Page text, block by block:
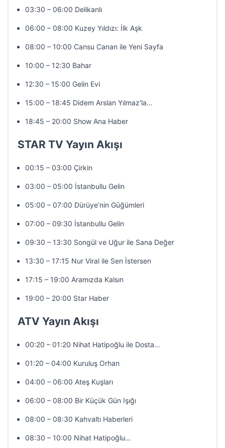
03:30 – 06:00 Delikanlı
06:00 – 08:00 Kuzey Yıldızı: İlk Aşk
08:00 – 10:00 Cansu Canan ile Yeni Sayfa
10:00 – 12:30 Bahar
12:30 – 15:00 Gelin Evi
15:00 – 18:45 Didem Arslan Yılmaz’la…
18:45 – 20:00 Show Ana Haber
STAR TV Yayın Akışı
00:15 – 03:00 Çirkin
03:00 – 05:00 İstanbullu Gelin
05:00 – 07:00 Dürüye’nin Güğümleri
07:00 – 09:30 İstanbullu Gelin
09:30 – 13:30 Songül ve Uğur ile Sana Değer
13:30 – 17:15 Nur Viral ile Sen İstersen
17:15 – 19:00 Aramızda Kalsın
19:00 – 20:00 Star Haber
ATV Yayın Akışı
00:20 – 01:20 Nihat Hatipoğlu ile Dosta…
01:20 – 04:00 Kuruluş Orhan
04:00 – 06:00 Ateş Kuşları
06:00 – 08:00 Bir Küçük Gün Işığı
08:00 – 08:30 Kahvaltı Haberleri
08:30 – 10:00 Nihat Hatipoğlu…